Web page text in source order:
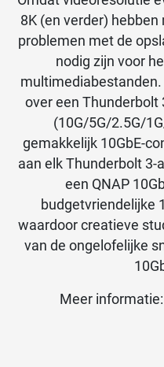
8K (en verder)
problemen met de
nodig zijn voor
multimediabestanden.
over een Thunderbolt
(10G/5G/2.5G/
gemakkelijk 10GbE-
aan elk Thunderbolt
een QNAP
budgetvriendelijke
waardoor creatieve
van de ongelofelijke
Meer informatie: